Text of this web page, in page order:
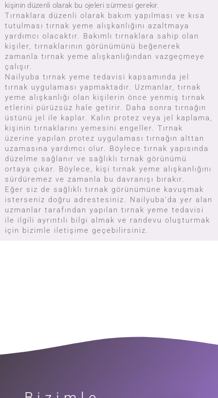
kişinin düzenli olarak bu ojeleri sürmesi gerekir.
Tırnaklara düzenli olarak bakım yapılması ve kısa
tutulması tırnak yeme alışkanlığını azaltmaya
yardımcı olacaktır. Bakımlı tırnaklara sahip olan
kişiler, tırnaklarının görünümünü beğenerek
zamanla tırnak yeme alışkanlığından vazgeçmeye
çalışır.
Nailyuba tırnak yeme tedavisi kapsamında jel
tırnak uygulaması yapmaktadır. Uzmanlar, tırnak
yeme alışkanlığı olan kişilerin önce yenmiş tırnak
etlerini pürüzsüz hale getirir. Daha sonra tırnağın
üstünü jel ile kaplar. Kalın protez veya jel kaplama,
kişinin tırnaklarını yemesini engeller. Tırnak
üzerine yapılan protez uygulaması tırnağın alttan
uzamasına yardımcı olur. Böylece tırnak yapısında
düzelme sağlanır ve sağlıklı tırnak görünümü
ortaya çıkar. Böylece, kişi tırnak yeme alışkanlığını
sürdüremez ve zamanla bu davranışı bırakır.
Eğer siz de sağlıklı tırnak görünümüne kavuşmak
isterseniz doğru adrestesiniz. Nailyuba’da yer alan
uzmanlar tarafından yapılan tırnak yeme tedavisi
ile ilgili ayrıntılı bilgi almak ve randevu oluşturmak
için bizimle iletişime geçebilirsiniz.